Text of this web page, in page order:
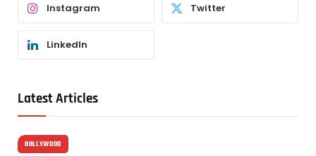
Instagram Twitter
LinkedIn
Latest Articles
BOLLYWOOD